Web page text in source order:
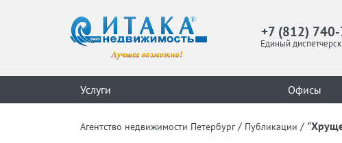
+7 (812)
Единый
Услуги Офисы
Агентство недвижимости Петербург / Публикации /